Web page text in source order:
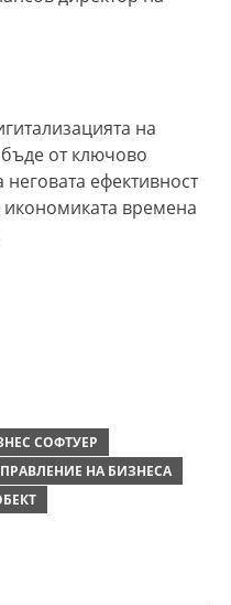
на
от ключово
ефективност
икономиката времена
СОФТУЕР
НА БИЗНЕСА